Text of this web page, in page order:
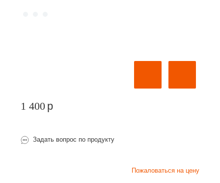
1 400 p
Задать вопрос по продукту
Пожаловаться на цену